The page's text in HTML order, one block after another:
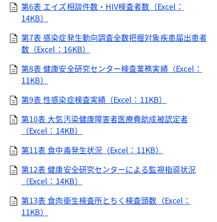
第6表 エイズ相談件数・HIV検査者数（Excel：
14KB）
第7表 感染症発生動向調査全数把握対象疾患届出患者
数（Excel：16KB）
第8表 健康安全研究センター検査業務実績（Excel：
11KB）
第9表 性感染症検査実績（Excel：11KB）
第10表 大気汚染健康障害者医療費助成被認定者
（Excel：14KB）
第11表 食中毒発生状況（Excel：11KB）
第12表 健康安全研究センターによる監視指導状況
（Excel：14KB）
第13表 食肉衛生検査所とちく検査頭数（Excel：
11KB）